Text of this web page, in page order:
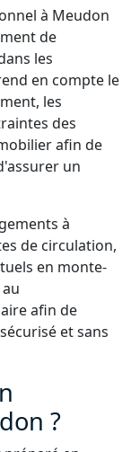
à Meudon
de
les
en compte le
les
des
afin de
un
à
de circulation,
en monte-
afin de
et sans
?